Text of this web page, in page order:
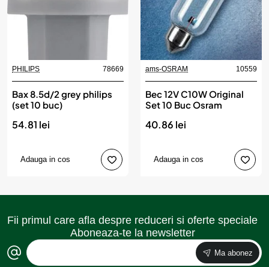
PHILIPS 78669
Bax 8.5d/2 grey philips
(set 10 buc)
54.81 lei
Adauga in cos
ams-OSRAM 10559
Bec 12V C10W Original
Set 10 Buc Osram
40.86 lei
Adauga in cos
Fii primul care afla despre reduceri si oferte speciale
Aboneaza-te la newsletter
Ma abonez